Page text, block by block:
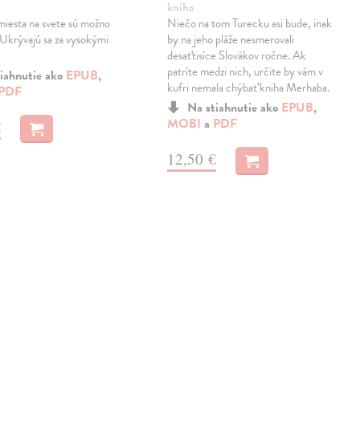
na svete sú možno
sa za vysokými
ako EPUB,
kniha
Niečo na tom Turecku asi bude, inak
by na jeho pláže nesmerovali
desaťtisíce Slovákov ročne. Ak
patríte medzi nich, určite by vám v
kufri nemala chýbať kniha Merhaba.
Na stiahnutie ako EPUB,
MOBI a PDF
12,50 €